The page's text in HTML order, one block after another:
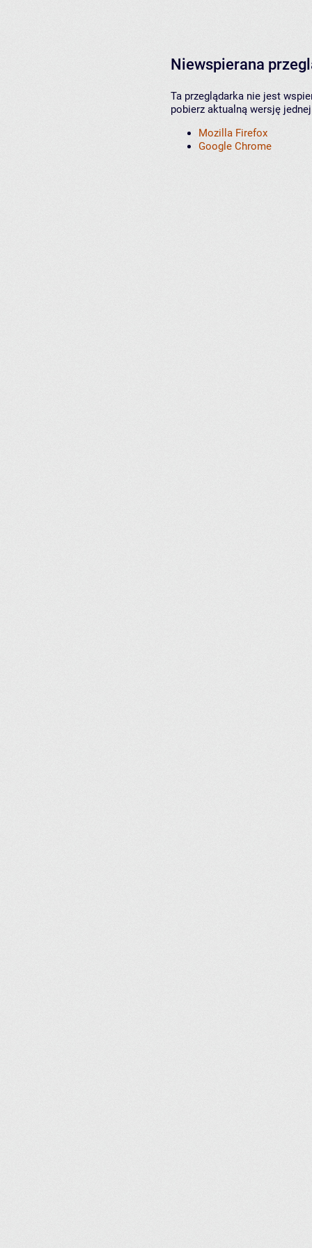
Niewspierana
Ta przeglądarka nie jest
pobierz aktualną wersję
Mozilla Firefox
Google Chrome